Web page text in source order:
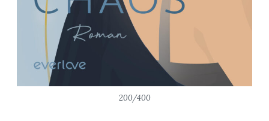
200/400